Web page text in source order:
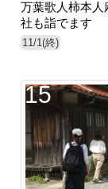
万葉歌人柿本人
社も詣でます
11/1(終)
15